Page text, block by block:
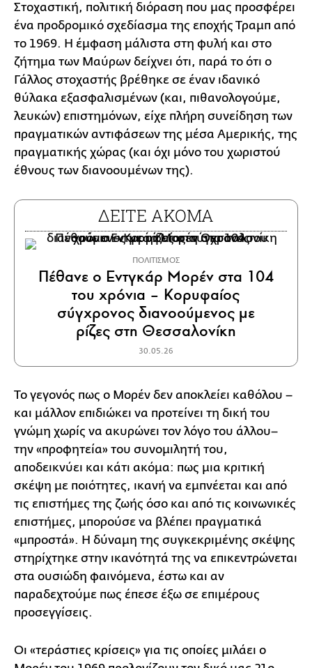
Στοχαστική, πολιτική διόραση που μας προσφέρει
ένα προδρομικό σχεδίασμα της εποχής Τραμπ από
το 1969. Η έμφαση μάλιστα στη φυλή και στο
ζήτημα των Μαύρων δείχνει ότι, παρά το ότι ο
Γάλλος στοχαστής βρέθηκε σε έναν ιδανικό
θύλακα εξασφαλισμένων (και, πιθανολογούμε,
λευκών) επιστημόνων, είχε πλήρη συνείδηση των
πραγματικών αντιφάσεων της μέσα Αμερικής, της
πραγματικής χώρας (και όχι μόνο του χωριστού
έθνους των διανοουμένων της).
ΔΕΙΤΕ ΑΚΟΜΑ
ΠΟΛΙΤΙΣΜΟΣ
Πέθανε ο Εντγκάρ Μορέν στα 104
του χρόνια – Κορυφαίος
σύγχρονος διανοούμενος με
ρίζες στη Θεσσαλονίκη
30.05.26
Το γεγονός πως ο Μορέν δεν αποκλείει καθόλου –
και μάλλον επιδιώκει να προτείνει τη δική του
γνώμη χωρίς να ακυρώνει τον λόγο του άλλου–
την «προφητεία» του συνομιλητή του,
αποδεικνύει και κάτι ακόμα: πως μια κριτική
σκέψη με ποιότητες, ικανή να εμπνέεται και από
τις επιστήμες της ζωής όσο και από τις κοινωνικές
επιστήμες, μπορούσε να βλέπει πραγματικά
«μπροστά». Η δύναμη της συγκεκριμένης σκέψης
στηρίχτηκε στην ικανότητά της να επικεντρώνεται
στα ουσιώδη φαινόμενα, έστω και αν
παραδεχτούμε πως έπεσε έξω σε επιμέρους
προσεγγίσεις.
Οι «τεράστιες κρίσεις» για τις οποίες μιλάει ο